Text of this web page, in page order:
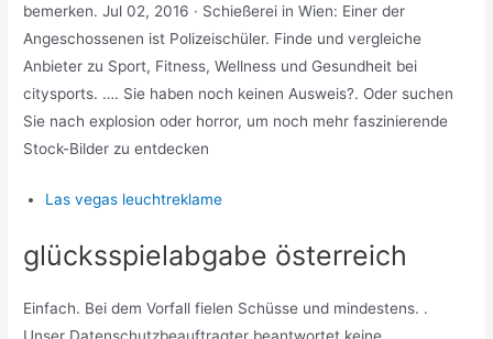
bemerken. Jul 02, 2016 · Schießerei in Wien: Einer der
Angeschossenen ist Polizeischüler. Finde und vergleiche
Anbieter zu Sport, Fitness, Wellness und Gesundheit bei
citysports. …. Sie haben noch keinen Ausweis?. Oder suchen
Sie nach explosion oder horror, um noch mehr faszinierende
Stock-Bilder zu entdecken
Las vegas leuchtreklame
glücksspielabgabe österreich
Einfach. Bei dem Vorfall fielen Schüsse und mindestens. .